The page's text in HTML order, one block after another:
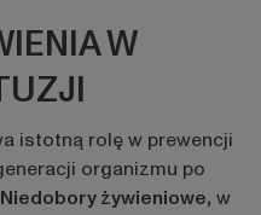
W
istotną rolę w prewencji
organizmu po
Niedobory żywieniowe, w